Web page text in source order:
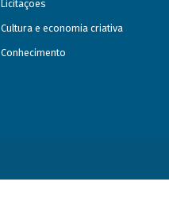
Licitações
Cultura e economia criativa
Conhecimento